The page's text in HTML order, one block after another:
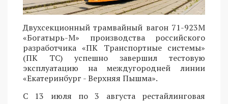
Двухсекционный трамвайный вагон 71-923М
«Богатырь-М» производства российского
разработчика «ПК Транспортные системы»
(ПК ТС) успешно завершил тестовую
эксплуатацию на междугородней линии
«Екатеринбург - Верхняя Пышма».
С 13 июля по 3 августа рестайлинговая